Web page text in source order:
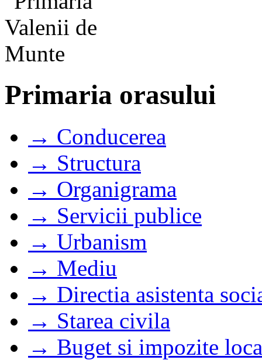
Primaria orasului
→ Conducerea
→ Structura
→ Organigrama
→ Servicii publice
→ Urbanism
→ Mediu
→ Directia asistenta
→ Starea civila
→ Buget si impozite